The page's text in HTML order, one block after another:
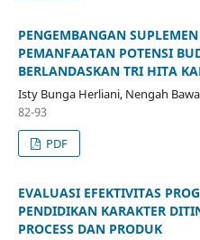
PENGEMBANGAN
PEMANFAATAN POTENSI
BERLANDASKAN TRI HITA
Isty Bunga Herliani, Nengah
82-93
PDF
EVALUASI EFEKTIVITAS
PENDIDIKAN KARAKTER
PROCESS DAN PRODUK